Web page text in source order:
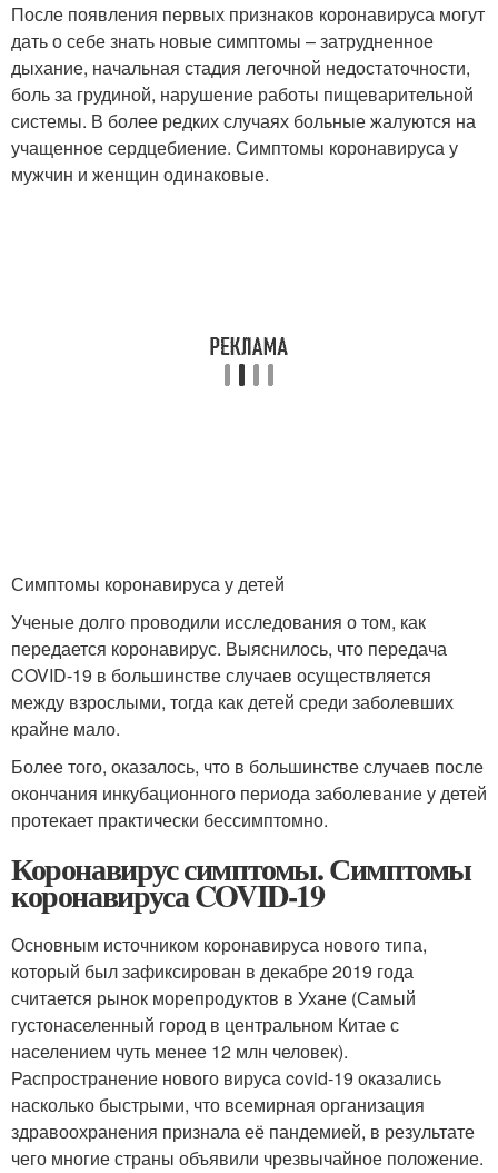
После появления первых признаков коронавируса могут
дать о себе знать новые симптомы – затрудненное
дыхание, начальная стадия легочной недостаточности,
боль за грудиной, нарушение работы пищеварительной
системы. В более редких случаях больные жалуются на
учащенное сердцебиение. Симптомы коронавируса у
мужчин и женщин одинаковые.
Симптомы коронавируса у детей
Ученые долго проводили исследования о том, как
передается коронавирус. Выяснилось, что передача
COVID-19 в большинстве случаев осуществляется
между взрослыми, тогда как детей среди заболевших
крайне мало.
Более того, оказалось, что в большинстве случаев после
окончания инкубационного периода заболевание у детей
протекает практически бессимптомно.
Коронавирус симптомы. Симптомы
коронавируса COVID-19
Основным источником коронавируса нового типа,
который был зафиксирован в декабре 2019 года
считается рынок морепродуктов в Ухане (Самый
густонаселенный город в центральном Китае с
населением чуть менее 12 млн человек).
Распространение нового вируса covid-19 оказались
насколько быстрыми, что всемирная организация
здравоохранения признала её пандемией, в результате
чего многие страны объявили чрезвычайное положение.